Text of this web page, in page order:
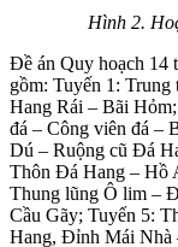
Hình 2.
Đề án Quy hoạch 14
gồm: Tuyến 1:
Hang Rái – Bãi
đá – Công viên đá –
Dú – Ruộng cũ Đá
Thôn Đá Hang – Hồ
Thung lũng Ô lim –
Cầu Gãy; Tuyến 5:
Hang, Đỉnh Mái Nhà